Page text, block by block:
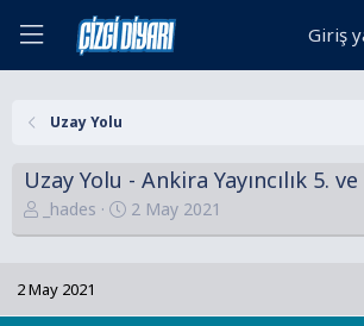
Giriş
Uzay Yolu
Uzay Yolu - Ankira Yayıncılık 5.
K
o
u
y
_hades
B
a
a
2 May 2021
2 May 2021